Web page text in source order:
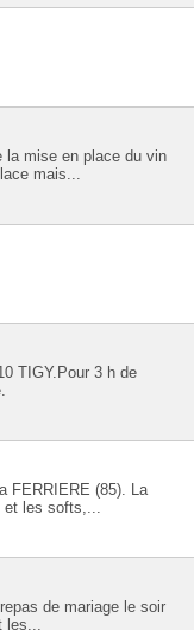
la mise en place du vin
mais...
TIGY.Pour 3 h de
FERRIERE (85). La
et les softs,...
de mariage le soir
les...